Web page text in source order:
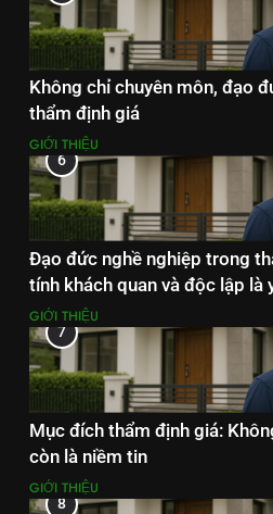
Không chỉ chuyên môn, đạo
thẩm định giá
GIỚI THIỆU
6
Đạo đức nghề nghiệp trong
tính khách quan và độc lập là
GIỚI THIỆU
7
Mục đích thẩm định giá:
còn là niềm tin
GIỚI THIỆU
8